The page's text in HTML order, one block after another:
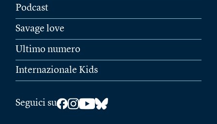
Podcast
Savage love
Ultimo numero
Internazionale Kids
Seguici su